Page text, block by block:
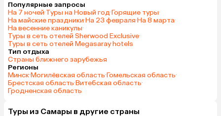
Популярные запросы
На 7 ночей·Туры на Новый год·Горящие туры·
На майские праздники·На 23 февраля·На 8 марта·
На весенние каникулы·
Туры в сеть отелей Sherwood Exclusive·
Туры в сеть отелей Megasaray hotels
Тип отдыха
Страны ближнего зарубежья
Регионы
Минск·Могилёвская область·Гомельская область·
Брестская область·Витебская область·
Гродненская область
Туры из Самары в другие страны